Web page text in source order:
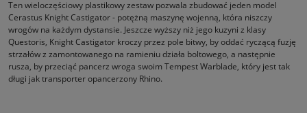
Ten wieloczęściowy plastikowy zestaw pozwala zbudować jeden model
Cerastus Knight Castigator - potężną maszynę wojenną, która niszczy
wrogów na każdym dystansie. Jeszcze wyższy niż jego kuzyni z klasy
Questoris, Knight Castigator kroczy przez pole bitwy, by oddać ryczącą fuzję
strzałów z zamontowanego na ramieniu działa boltowego, a następnie
rusza, by przeciąć pancerz wroga swoim Tempest Warblade, który jest tak
długi jak transporter opancerzony Rhino.